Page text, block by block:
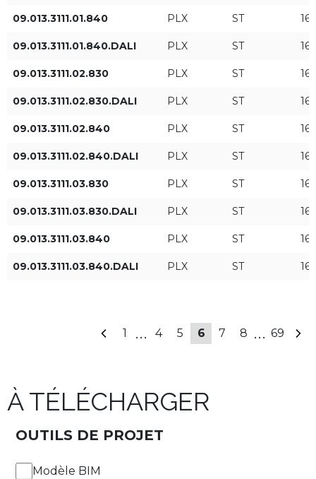
Puissance du luminaire
Flux lumineux du luminaire
Longueur (FT DI)
1fT
+ Afficher plus
Type de contrôle
Autres
Connector L
09.013.3111.01.840 PLX ST 16
09.013.3111.01.840.DALI PLX ST 16
09.013.3111.02.830 PLX ST 16
09.013.3111.02.830.DALI PLX ST 16
09.013.3111.02.840 PLX ST 16
09.013.3111.02.840.DALI PLX ST 16
09.013.3111.03.830 PLX ST 16
09.013.3111.03.830.DALI PLX ST 16
09.013.3111.03.840 PLX ST 16
09.013.3111.03.840.DALI PLX ST 16
1 ... 4 5 6 7 8 ... 69
À TÉLÉCHARGER
OUTILS DE PROJET
Modèle BIM